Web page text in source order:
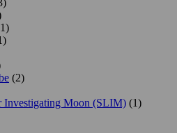
(2)
Investigating Moon (SLIM) (1)